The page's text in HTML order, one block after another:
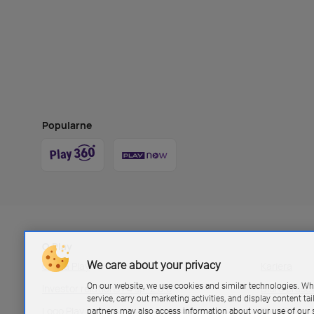
Popularne
O Play
Grupa Play
Investor relations P4 sp. z.o.o
Biuro
Blog Play
We care about your privacy
On our website, we use cookies and similar technologies.
service, carry out marketing activities, and display content
partners may also access information about your use of